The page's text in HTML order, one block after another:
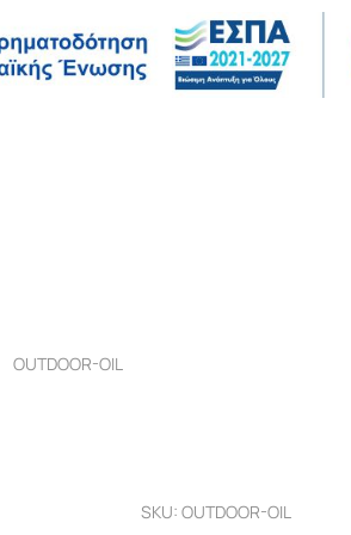
OUTDOOR-OIL
SKU: OUTDOOR-OIL